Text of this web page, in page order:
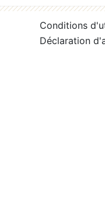
Conditions
Déclaration